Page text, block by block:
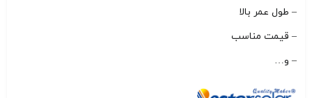
– طول عمر بالا
– قیمت مناسب
– و…